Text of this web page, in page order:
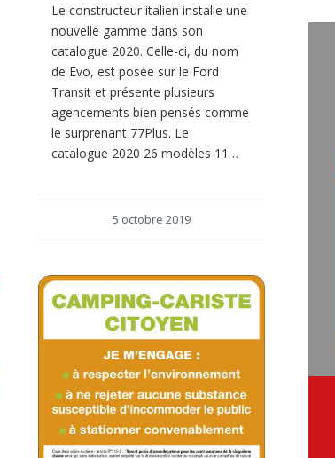
Le constructeur italien installe une
nouvelle gamme dans son
catalogue 2020. Celle-ci, du nom
de Evo, est posée sur le Ford
Transit et présente plusieurs
agencements bien pensés comme
le surprenant 77Plus. Le
catalogue 2020 26 modèles 11…
5 octobre 2019